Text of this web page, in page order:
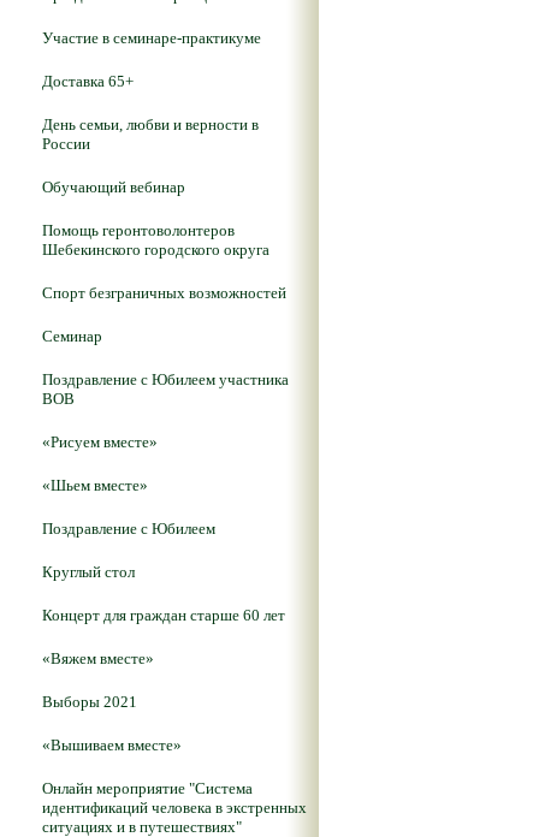
Участие в семинаре-практикуме
Доставка 65+
День семьи, любви и верности в
России
Обучающий вебинар
Помощь геронтоволонтеров
Шебекинского городского округа
Спорт безграничных возможностей
Семинар
Поздравление с Юбилеем участника
ВОВ
«Рисуем вместе»
«Шьем вместе»
Поздравление с Юбилеем
Круглый стол
Концерт для граждан старше 60 лет
«Вяжем вместе»
Выборы 2021
«Вышиваем вместе»
Онлайн мероприятие "Система
идентификаций человека в экстренных
ситуациях и в путешествиях"